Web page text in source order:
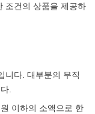
조건의 상품을 제공하
니다. 대부분의 무직
.
이하의 소액으로 한